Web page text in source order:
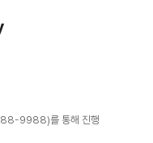
9988)를 통해 진행